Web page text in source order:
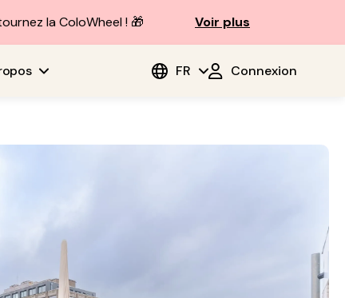
la ColoWheel ! 🎁 Voir plus
FR Connexion